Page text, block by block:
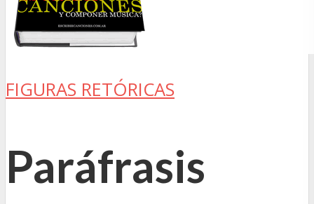
FIGURAS RETÓRICAS
Paráfrasis